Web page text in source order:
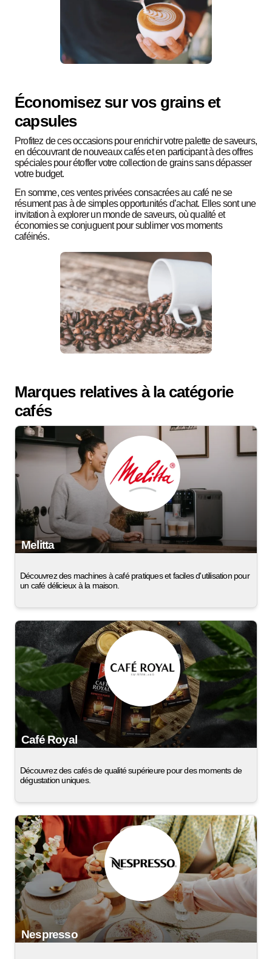
Économisez sur vos grains et
capsules
Profitez de ces occasions pour enrichir votre palette de saveurs,
en découvrant de nouveaux cafés et en participant à des offres
spéciales pour étoffer votre collection de grains sans dépasser
votre budget.
En somme, ces ventes privées consacrées au café ne se
résument pas à de simples opportunités d’achat. Elles sont une
invitation à explorer un monde de saveurs, où qualité et
économies se conjuguent pour sublimer vos moments
caféinés.
Marques relatives à la catégorie
cafés
Melitta
Découvrez des machines à café pratiques et faciles d'utilisation pour
un café délicieux à la maison.
Café Royal
Découvrez des cafés de qualité supérieure pour des moments de
dégustation uniques.
Nespresso